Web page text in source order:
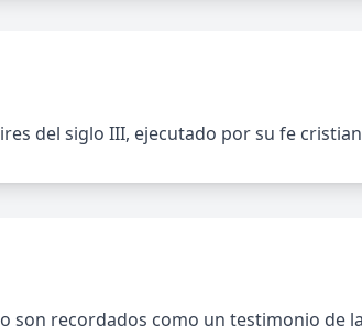
del siglo III, ejecutado por su fe
son recordados como un testimonio de